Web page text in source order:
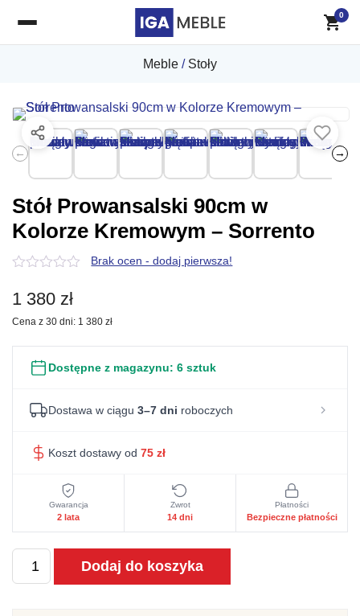
Meble / Stoły
← →
Stół Prowansalski 90cm w
Kolorze Kremowym – Sorrento
z
5
Brak ocen - dodaj pierwsza!
1 380 zł
Cena z 30 dni: 1 380 zł
Dostępne z magazynu: 6 sztuk
Dostawa w ciągu 3–7 dni roboczych
Koszt dostawy od 75 zł
Gwarancja
2 lata
Zwrot
14 dni
Płatności
Bezpieczne płatności
ilość
Stół
Dodaj do koszyka
0